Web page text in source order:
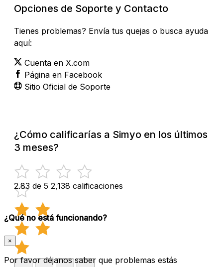
Opciones de Soporte y Contacto
Tienes problemas? Envía tus quejas o busca ayuda
aquí:
Cuenta en X.com
Página en Facebook
Sitio Oficial de Soporte
¿Cómo calificarías a Simyo en los últimos
3 meses?
2.83 de 5 2,138 calificaciones
¿Qué no está funcionando?
×
Por favor déjanos saber que problemas estás